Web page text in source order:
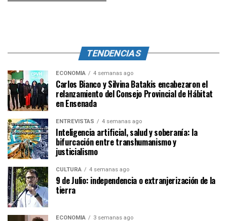
TENDENCIAS
ECONOMÍA 4 semanas ago
Carlos Bianco y Silvina Batakis encabezaron el
relanzamiento del Consejo Provincial de Hábitat
en Ensenada
ENTREVISTAS 4 semanas ago
Inteligencia artificial, salud y soberanía: la
bifurcación entre transhumanismo y
justicialismo
CULTURA 4 semanas ago
9 de Julio: independencia o extranjerización de la
tierra
ECONOMÍA 3 semanas ago